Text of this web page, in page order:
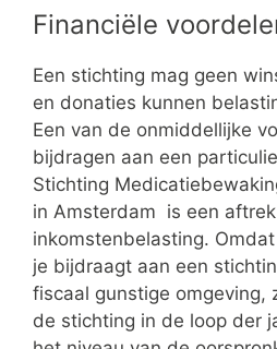
Financiële
Een stichting mag geen
en donaties kunnen
Een van de onmiddellijke
bijdragen aan een
Stichting
in Amsterdam is een
inkomstenbelasting.
je bijdraagt aan een
fiscaal gunstige omgeving,
de stichting in de loop der